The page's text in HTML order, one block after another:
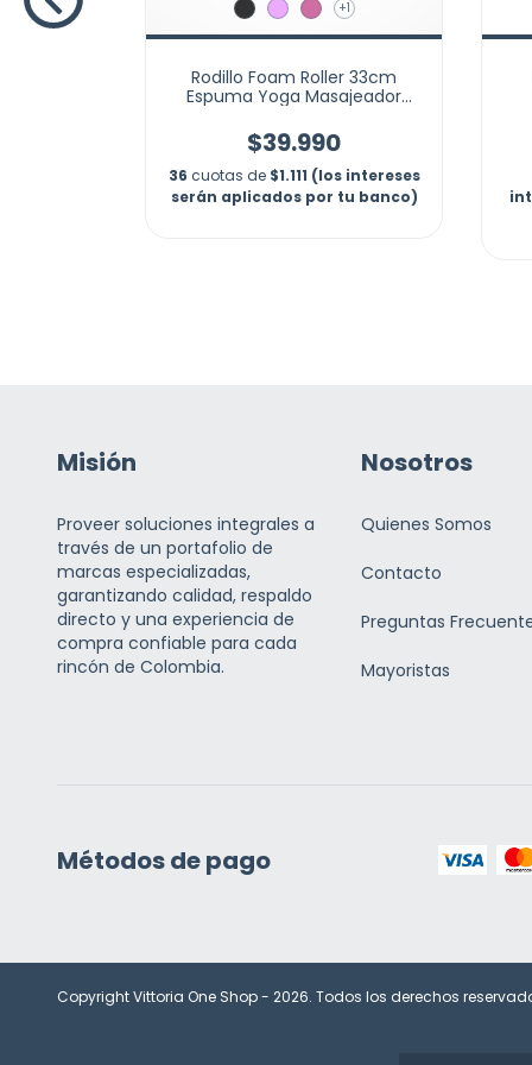
(los
por
+1
Rodillo Foam Roller 33cm
Espuma Yoga Masajeador
$39.990
36 cuotas de $1.111 (los intereses
serán aplicados por tu banco)
Misión
Proveer soluciones integrales a
través de un portafolio de
marcas especializadas,
garantizando calidad, respaldo
directo y una experiencia de
compra confiable para cada
rincón de Colombia.
Nosotros
Quienes Somos
Contacto
Preguntas
Mayoristas
Métodos de pago
Copyright Vittoria One Shop - 2026. Todos los derechos